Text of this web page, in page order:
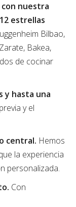
nuestra
estrellas
Bilbao,
Bakea,
de cocinar
y hasta una
y el
central. Hemos
la experiencia
personalizada.
Con